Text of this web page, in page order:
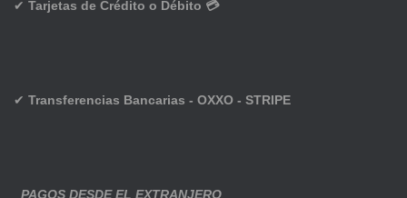
✔ Tarjetas de Crédito o Débito 💳
✔ Transferencias Bancarias - OXXO - STRIPE
PAGOS DESDE EL EXTRANJERO